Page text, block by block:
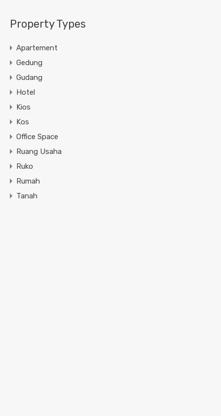
Property Types
Apartement
Gedung
Gudang
Hotel
Kios
Kos
Office Space
Ruang Usaha
Ruko
Rumah
Tanah